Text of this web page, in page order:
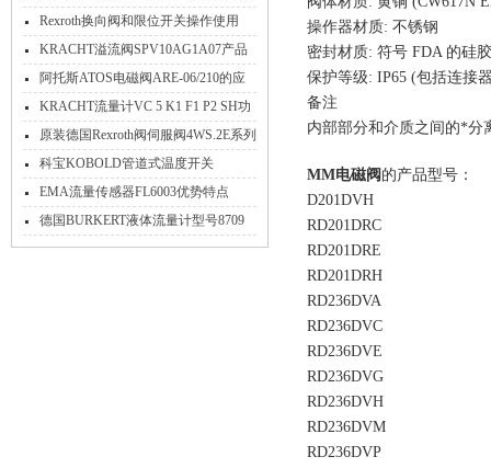
理
Rexroth换向阀和限位开关操作使用
KRACHT溢流阀SPV10AG1A07产品
介绍
阿托斯ATOS电磁阀ARE-06/210的应
用
KRACHT流量计VC 5 K1 F1 P2 SH功
能介绍
原装德国Rexroth阀伺服阀4WS.2E系列
性能参数说明上海现货
科宝KOBOLD管道式温度开关
TRS1108020参数
EMA流量传感器FL6003优势特点
德国BURKERT液体流量计型号8709
产品完整资料
操作器材质: 不锈钢
密封材质: 符号 FDA 的硅胶
保护等级: IP65 (包括连接
备注
内部部分和介质之间的*分
MM电磁阀 的产品型号：
D201DVH
RD201DRC
RD201DRE
RD201DRH
RD236DVA
RD236DVC
RD236DVE
RD236DVG
RD236DVH
RD236DVM
RD236DVP